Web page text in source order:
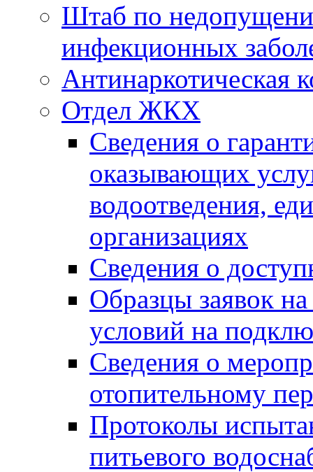
Штаб по
инфекционных
Антинаркотическая
Отдел ЖКХ
Сведения о
оказывающих
водоотведения,
организациях
Сведения о
Образцы заявок
условий на
Сведения о
отопительному
Протоколы
питьевого